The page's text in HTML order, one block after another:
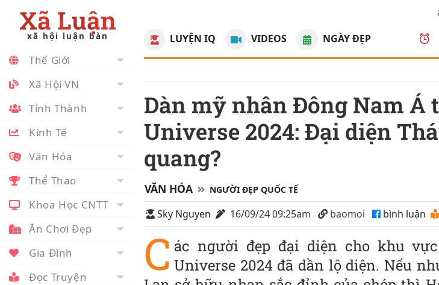
Xã Luận
xã hội luận bàn
Thế Giới
Xã Hội VN
Tỉnh Thành
Kinh Tế
Văn Hóa
Thể Thao
Khoa Học CNTT
Ăn Chơi Đẹp
Gia Đình
Đọc Truyện
LUYỆN IQ
VIDEOS NGÀY ĐẸP
Dàn mỹ nhân Đông Nam Á thi Miss
Universe 2024: Đại diện
quang?
VĂN HÓA NGƯỜI ĐẸP QUỐC TẾ
Sky Nguyen
16/09/24 09:25am baomoi bình luận
C ác người đẹp đại diện cho khu
Universe 2024 đã dần lộ diện. Nếu